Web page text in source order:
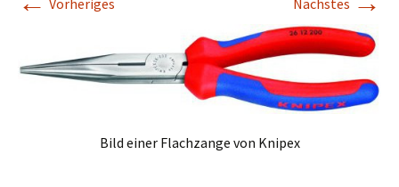
Vorheriges Nächstes
Bild einer Flachzange von Knipex